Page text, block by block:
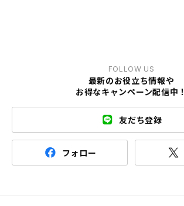
FOLLOW US
最新のお役立ち情報や
お得なキャンペーン配信中！
友だち登録
フォロー